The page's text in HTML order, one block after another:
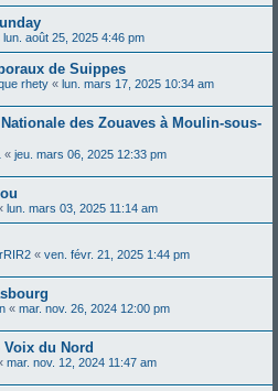
lun. août 25, 2025 4:46 pm
de Suippes
rhety « lun. mars 17, 2025 10:34 am
des Zouaves à Moulin-sous-
« jeu. mars 06, 2025 12:33 pm
lun. mars 03, 2025 11:14 am
« ven. févr. 21, 2025 1:44 pm
« mar. nov. 26, 2024 12:00 pm
Voix du Nord
mar. nov. 12, 2024 11:47 am